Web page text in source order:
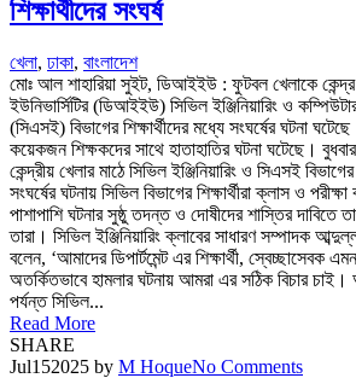
শিক্ষার্থীদের সংঘর্ষ
খেলা, ঢাকা, বাংলাদেশ
মোঃ আল শাহারিয়া সুইট, ডিআইইউ : ফুটবল খেলাকে কেন্দ্র
ইউনিভার্সিটির (ডিআইইউ) সিভিল ইঞ্জিনিয়ারিং ও কম্পিউটার
(সিএসই) বিভাগের শিক্ষার্থীদের মধ্যে সংঘর্ষের ঘটনা
কয়েকজন শিক্ষকদের সাথে হাতাহাতির ঘটনা ঘটেছে।
কেন্দ্রীয় খেলার মাঠে সিভিল ইঞ্জিনিয়ারিং ও সিএসই
সংঘর্ষের ঘটনায় সিভিল বিভাগের শিক্ষার্থীরা ক্লাস ও
পাশাপাশি ঘটনার সুষ্ঠু তদন্ত ও দোষীদের শাস্তির দাবিতে
তারা। সিভিল ইঞ্জিনিয়ারিং ক্লাবের সাধারণ সম্পাদক
বলেন, ‘আমাদের ডিপার্টমেন্ট এর শিক্ষার্থী, স্বেচ্ছাসেবক
অতর্কিতভাবে হামলার ঘটনায় আমরা এর সঠিক বিচার চাই।
পর্যন্ত সিভিল...
Read More
SHARE
Jul152025 by M HoqueNo Comments